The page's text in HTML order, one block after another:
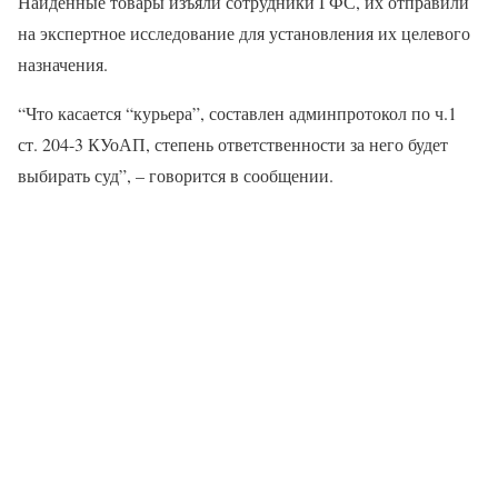
на экспертное исследование для установления их целевого
назначения.
“Что касается “курьера”, составлен админпротокол по ч.1
ст. 204-3 КУоАП, степень ответственности за него будет
выбирать суд”, – говорится в сообщении.